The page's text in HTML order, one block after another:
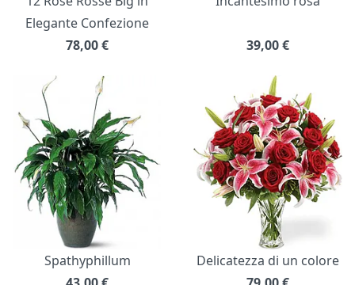
Elegante Confezione
78,00€ 39,00€
Spathyphillum
Delicatezza di un colore